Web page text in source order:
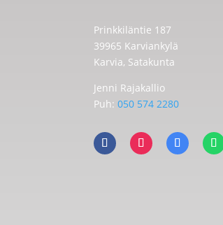
Prinkkiläntie 187
39965 Karviankylä
Karvia, Satakunta
Jenni Rajakallio
Puh:050 574 2280